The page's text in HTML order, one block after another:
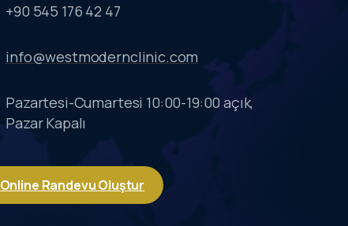
+90 545 176 42 47
info@westmodernclinic.com
Pazartesi-Cumartesi 10:00-19:00 açık,
Pazar Kapalı
Online Randevu Oluştur